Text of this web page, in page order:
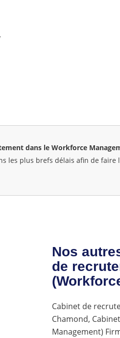
dans le Workforce
les plus brefs délais afin de
Nos
de
Cabinet de
Chamond,
Management)